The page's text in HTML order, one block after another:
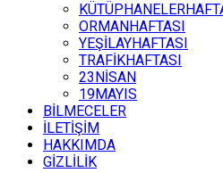
ORMANHAFTASI
YEŞİLAYHAFTASI
TRAFİKHAFTASI
23NİSAN
19MAYIS
BİLMECELER
İLETİŞİM
HAKKIMDA
GİZLİLİK